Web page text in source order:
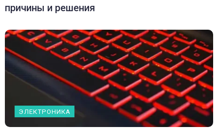
причины и решения
ЭЛЕКТРОНИКА